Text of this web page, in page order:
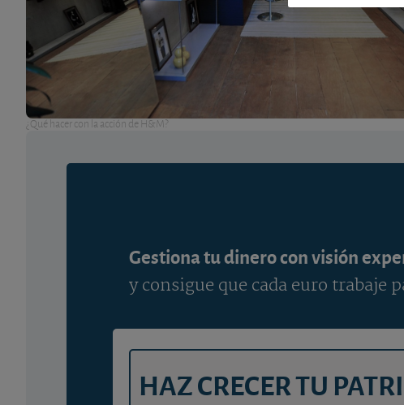
¿Qué hacer con la acción de H&M?
Gestiona tu dinero con visión
y consigue que cada euro trabaje
HAZ CRECER TU